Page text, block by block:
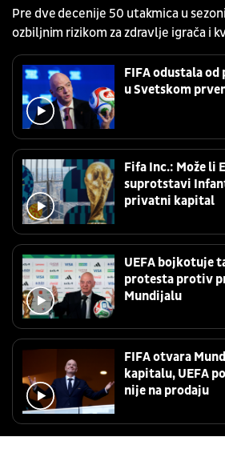
Pre dve decenije 50 utakmica u
ozbiljnim rizikom za zdravlje igrača i
FIFA odustala od
u Svetskom
Fifa Inc.: Može li
suprotstavi
privatni kapital
UEFA bojkotuje
protesta protiv
Mundijalu
FIFA otvara
kapitalu, UEFA
nije na prodaju